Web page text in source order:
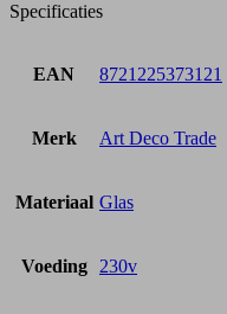
Specificaties
EAN 8721225373121
Merk Art Deco Trade
Materiaal Glas
Voeding 230v